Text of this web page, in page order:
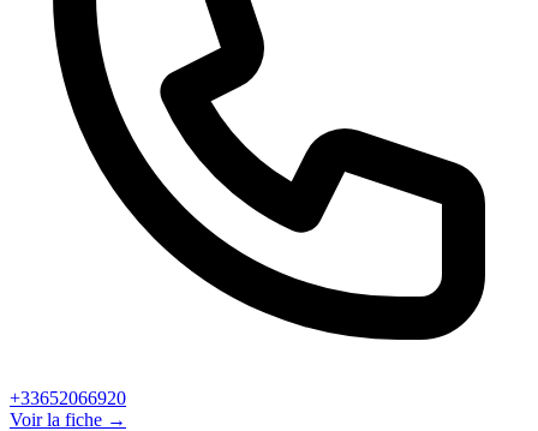
+33652066920
Voir la fiche →